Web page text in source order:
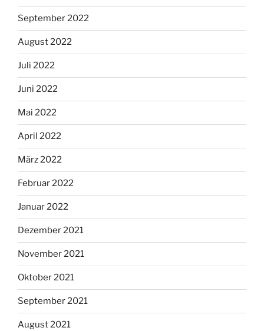
September 2022
August 2022
Juli 2022
Juni 2022
Mai 2022
April 2022
März 2022
Februar 2022
Januar 2022
Dezember 2021
November 2021
Oktober 2021
September 2021
August 2021